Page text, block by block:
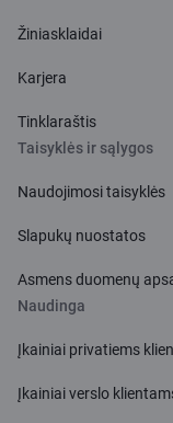
Žiniasklaidai
Karjera
Tinklaraštis
Taisyklės ir sąlygos
Naudojimosi taisyklės
Slapukų nuostatos
Asmens duomenų
Naudinga
Įkainiai privatiems
Įkainiai verslo